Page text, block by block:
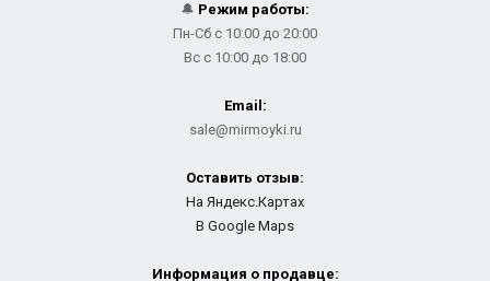
🔔 Режим работы:
Пн-Сб с 10:00 до 20:00
Вс с 10:00 до 18:00
Email:
sale@mirmoyki.ru
Оставить отзыв:
На Яндекс.Картах
В Google Maps
Информация о продавце: